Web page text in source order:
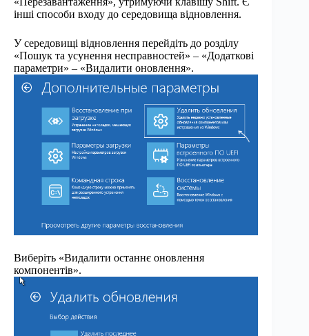
інші способи входу до середовища відновлення.
У середовищі відновлення перейдіть до розділу
«Пошук та усунення несправностей» – «Додаткові
параметри» – «Видалити оновлення».
Виберіть «Видалити останнє оновлення
компонентів».